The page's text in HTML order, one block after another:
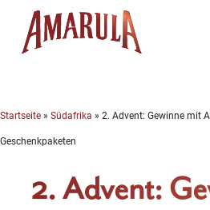
content
Startseite » Südafrika » 2. Advent: Gewinne mit
Geschenkpaketen
2. Advent: